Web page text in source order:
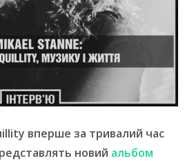
вперше за тривалий час
новий альбом